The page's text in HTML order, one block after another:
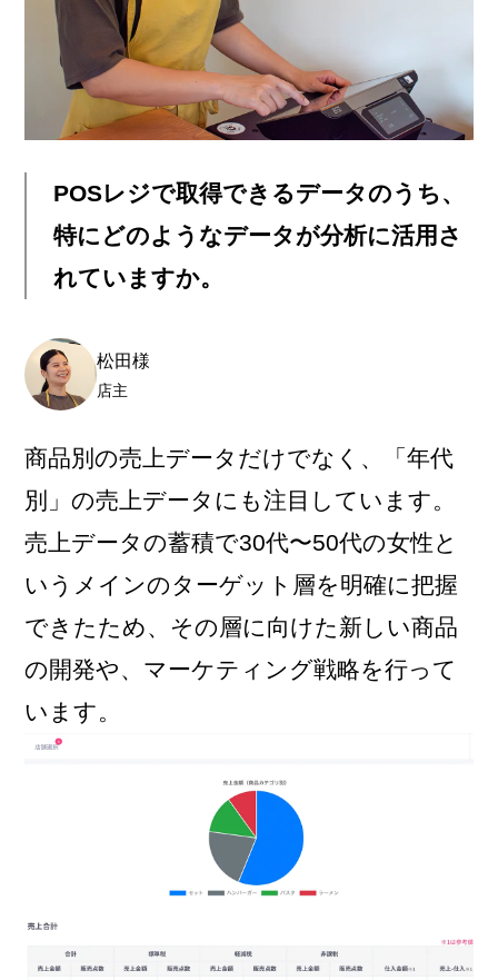
POSレジで取得できるデータのうち、
特にどのようなデータが分析に活用さ
れていますか。
松田様
店主
商品別の売上データだけでなく、「年代
別」の売上データにも注目しています。
売上データの蓄積で30代〜50代の女性と
いうメインのターゲット層を明確に把握
できたため、その層に向けた新しい商品
の開発や、マーケティング戦略を行って
います。